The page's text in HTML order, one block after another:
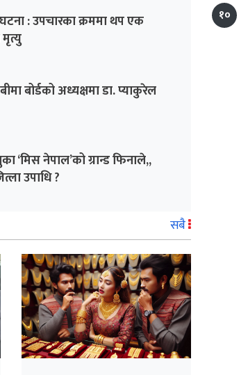
: उपचारका क्रममा थप एक
बोर्डको अध्यक्षमा डा. प्याकुरेल
‘मिस नेपाल’को ग्रान्ड फिनाले,,
उपाधि ?
सबै
१०